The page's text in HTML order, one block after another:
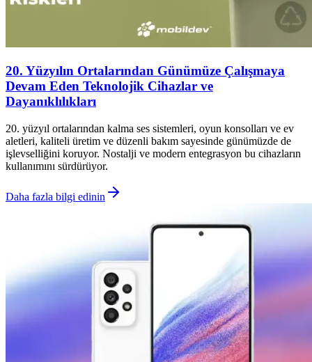
20. Yüzyılın Ortalarından Günümüze Çalışmaya
Devam Eden Teknolojik Cihazlar ve
Dayanıklılıkları
20. yüzyıl ortalarından kalma ses sistemleri, oyun konsolları ve ev
aletleri, kaliteli üretim ve düzenli bakım sayesinde günümüzde de
işlevselliğini koruyor. Nostalji ve modern entegrasyon bu cihazların
kullanımını sürdürüyor.
Daha fazla bilgi edinin